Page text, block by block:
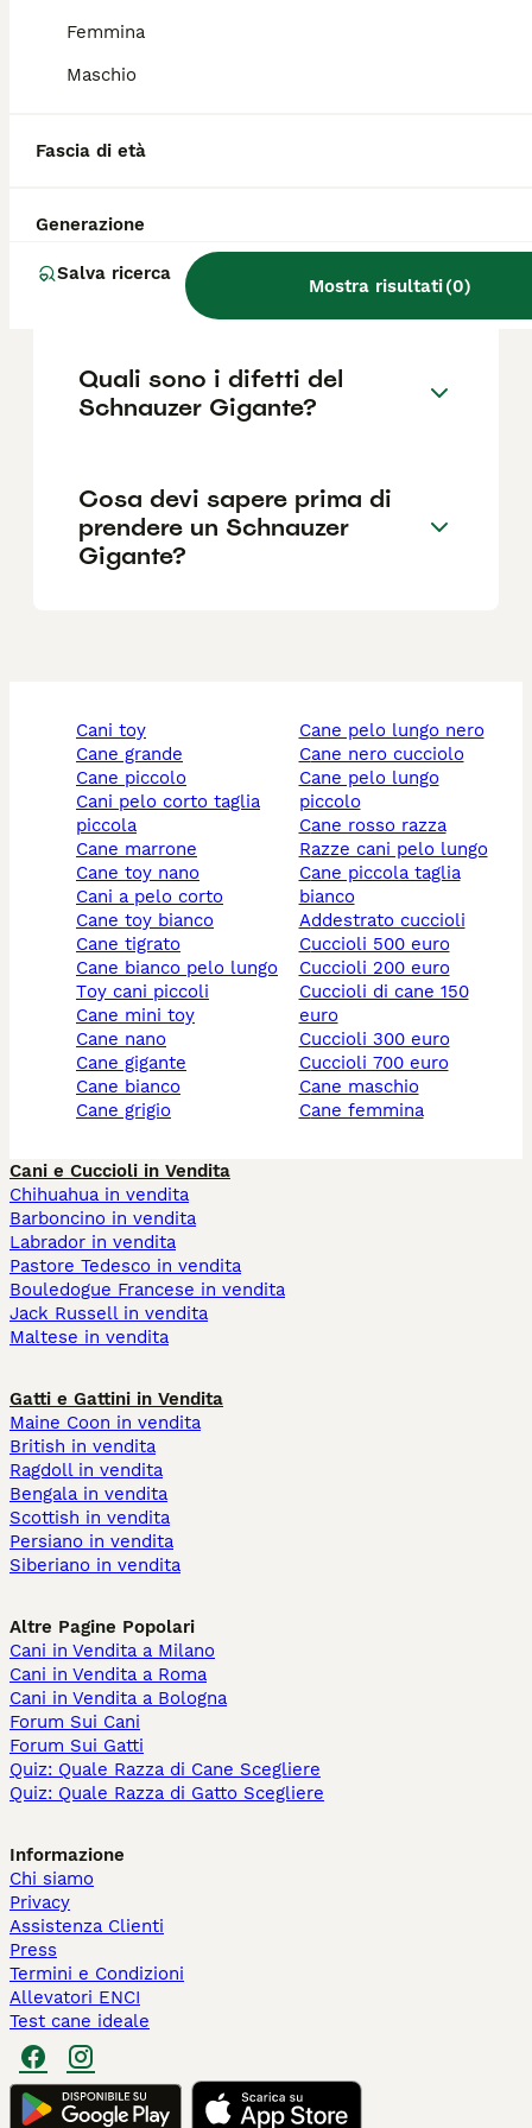
Femmina
Maschio
Fascia di età
Generazione
Salva ricerca
Mostra risultati(0)
fattori come il pedigree, la reputazione
Quanto dura la vita di un
Schnauzer Gigante?
Qual è il carattere del
Schnauzer Gigante?
Quali sono i difetti del
Schnauzer Gigante?
Cosa devi sapere prima di
prendere un Schnauzer
Gigante?
cani toy
cane grande
cane piccolo
cani pelo corto taglia
piccola
cane marrone
cane toy nano
cani a pelo corto
cane toy bianco
cane tigrato
cane bianco pelo lungo
toy cani piccoli
cane mini toy
cane nano
cane gigante
cane bianco
cane grigio
cane pelo lungo nero
cane nero cucciolo
cane pelo lungo
piccolo
cane rosso razza
razze cani pelo lungo
cane piccola taglia
bianco
addestrato cuccioli
cuccioli 500 euro
cuccioli 200 euro
cuccioli di cane 150
euro
cuccioli 300 euro
cuccioli 700 euro
cane maschio
cane femmina
Cani e Cuccioli in Vendita
Chihuahua in vendita
Barboncino in vendita
Labrador in vendita
Pastore Tedesco in vendita
Bouledogue Francese in vendita
Jack Russell in vendita
Maltese in vendita
Gatti e Gattini in Vendita
Maine Coon in vendita
British in vendita
Ragdoll in vendita
Bengala in vendita
Scottish in vendita
Persiano in vendita
Siberiano in vendita
Altre Pagine Popolari
Cani in Vendita a Milano
Cani in Vendita a Roma
Cani in Vendita a Bologna
Forum Sui Cani
Forum Sui Gatti
Quiz: Quale Razza di Cane Scegliere
Quiz: Quale Razza di Gatto Scegliere
Informazione
Chi siamo
Privacy
Assistenza Clienti
Press
Termini e Condizioni
Allevatori ENCI
Test cane ideale